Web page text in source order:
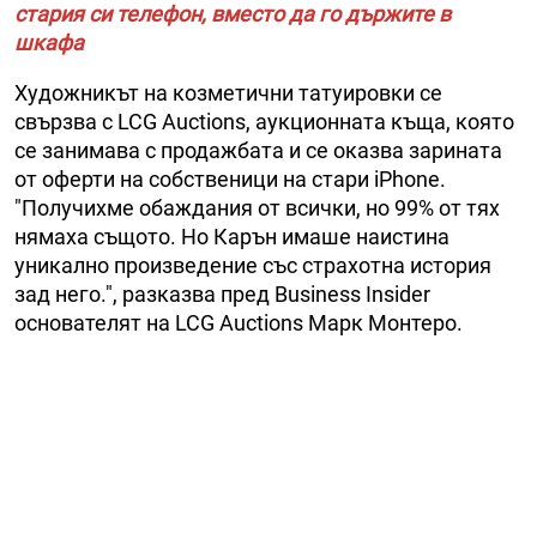
стария си телефон, вместо да го държите в
шкафа
Художникът на козметични татуировки се
свързва с LCG Auctions, аукционната къща, която
се занимава с продажбата и се оказва зарината
от оферти на собственици на стари iPhone.
"Получихме обаждания от всички, но 99% от тях
нямаха същото. Но Карън имаше наистина
уникално произведение със страхотна история
зад него.", разказва пред Business Insider
основателят на LCG Auctions Марк Монтеро.